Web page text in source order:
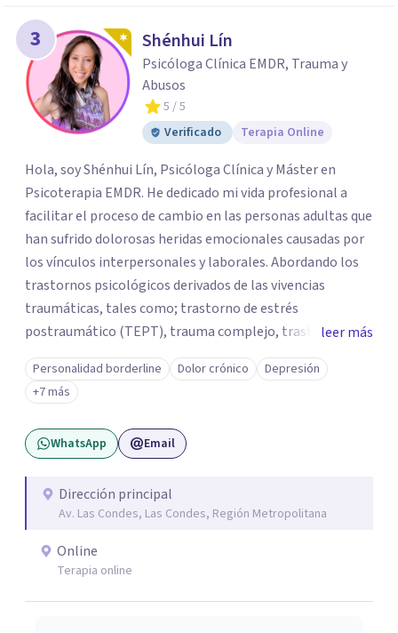
3 Shénhui Lín
Psicóloga Clínica EMDR, Trauma y
Abusos
5 / 5
Verificado
Terapia Online
Hola, soy Shénhui Lín, Psicóloga Clínica y Máster en
Psicoterapia EMDR. He dedicado mi vida profesional a
facilitar el proceso de cambio en las personas adultas que
han sufrido dolorosas heridas emocionales causadas por
los vínculos interpersonales y laborales. Abordando los
trastornos psicológicos derivados de las vivencias
traumáticas, tales como; trastorno de estrés
postraumático (TEPT), trauma complejo, trastornos
disociativos, ansiedad, depresión, trastorno límite de la
personalidad. Como también la posibilidad de salir
adelante y reparar el daño en quienes han sido víctimas
de abuso, violencia de género, maltrato en ambiente
laboral o mobbing, entre otros. Mi enfoque es
personas puedan sentirse escuchadas y apoyadas, en su
camino hacia la sanación y transformación de sus heridas
leer más
Personalidad borderline Dolor crónico
Depresión
+7 más
WhatsApp Email
Dirección principal
Av. Las Condes, Las Condes, Región Metropolitana
Online
Terapia online